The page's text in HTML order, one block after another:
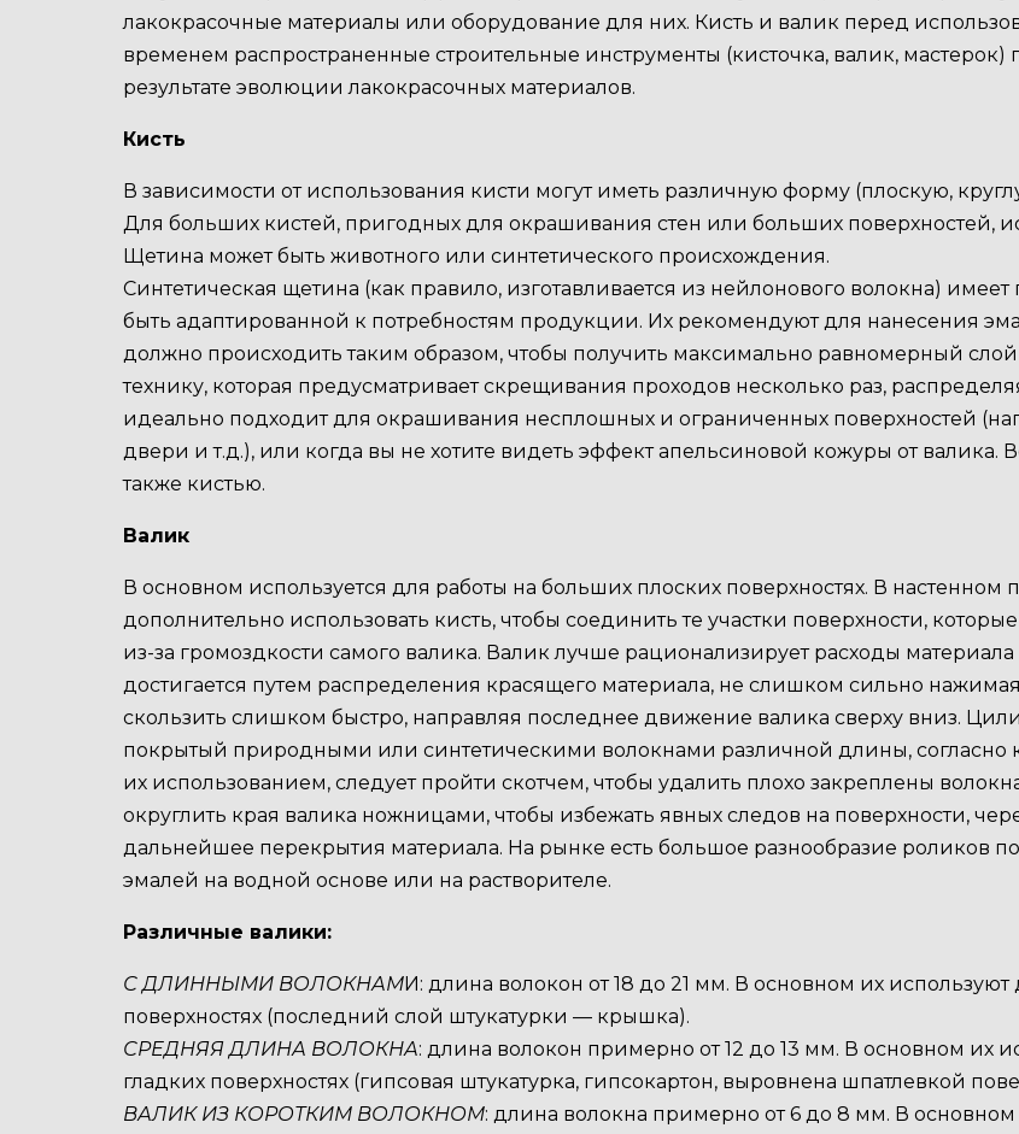
лакокрасочные материалы или оборудование для них. Кисть и валик перед
временем распространенные строительные инструменты (кисточка, валик,
результате эволюции лакокрасочных материалов.
Кисть
В зависимости от использования кисти могут иметь различную форму (плоскую,
Для больших кистей, пригодных для окрашивания стен или больших поверхностей,
Щетина может быть животного или синтетического происхождения.
Синтетическая щетина (как правило, изготавливается из нейлонового волокна)
быть адаптированной к потребностям продукции. Их рекомендуют для нанесения
должно происходить таким образом, чтобы получить максимально равномерный
технику, которая предусматривает скрещивания проходов несколько раз,
идеально подходит для окрашивания несплошных и ограниченных поверхностей
двери и т.д.), или когда вы не хотите видеть эффект апельсиновой кожуры от валика.
также кистью.
Валик
В основном используется для работы на больших плоских поверхностях. В
дополнительно использовать кисть, чтобы соединить те участки поверхности,
из-за громоздкости самого валика. Валик лучше рационализирует расходы
достигается путем распределения красящего материала, не слишком сильно
скользить слишком быстро, направляя последнее движение валика сверху вниз.
покрытый природными или синтетическими волокнами различной длины, согласно
их использованием, следует пройти скотчем, чтобы удалить плохо закреплены
округлить края валика ножницами, чтобы избежать явных следов на поверхности,
дальнейшее перекрытия материала. На рынке есть большое разнообразие роликов
эмалей на водной основе или на растворителе.
Различные валики:
С ДЛИННЫМИ ВОЛОКНАМИ: длина волокон от 18 до 21 мм. В основном их
поверхностях (последний слой штукатурки — крышка).
СРЕДНЯЯ ДЛИНА ВОЛОКНА: длина волокон примерно от 12 до 13 мм. В основном их
гладких поверхностях (гипсовая штукатурка, гипсокартон, выровнена шпатлевкой
ВАЛИК ИЗ КОРОТКИМ ВОЛОКНОМ: длина волокна примерно от 6 до 8 мм. В